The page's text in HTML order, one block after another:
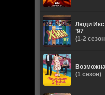
Люди Икс
’97
(1-2
(1 сезон)